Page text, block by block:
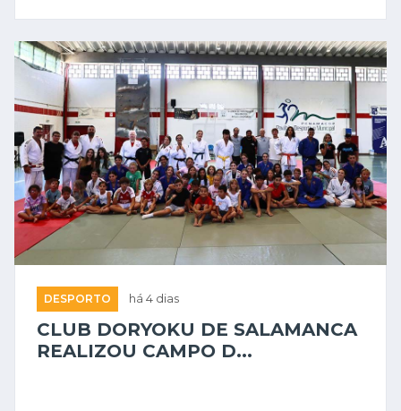
DESPORTO há 4 dias
CLUB DORYOKU DE SALAMANCA
REALIZOU CAMPO D...